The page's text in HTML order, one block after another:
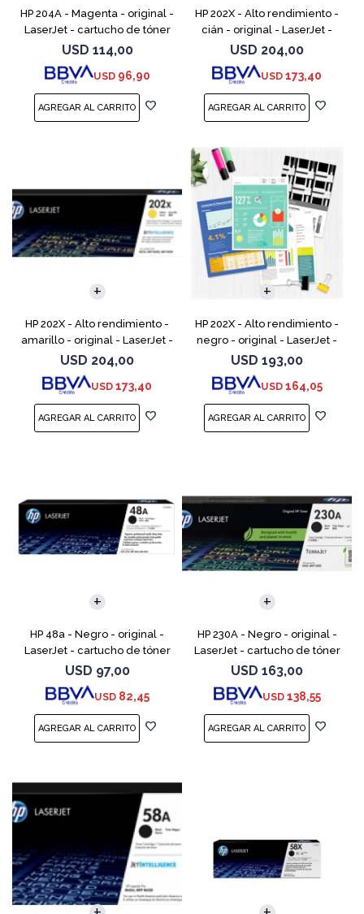
HP 204A - Magenta - original -
LaserJet - cartucho de tóner
(CF513A) - para Color LaserJet
Pro M154a, M154nw, MFP
M180n, MFP M18
USD 114,00
USD 96,90
HP 202X - Alto rendimiento -
cián - original - LaserJet -
cartucho de tóner (CF501X) -
para Color LaserJet Pro
M254dw, M254nw, M
USD 204,00
USD 173,40
HP 202X - Alto rendimiento -
amarillo - original - LaserJet -
cartucho de tóner (CF502X) -
para Color LaserJet Pro
M254dw, M254n
USD 204,00
USD 173,40
HP 202X - Alto rendimiento -
negro - original - LaserJet -
cartucho de tóner (CF500X) -
para Color LaserJet Pro
M254dw, M254nw,
USD 193,00
USD 164,05
HP 48a - Negro - original -
LaserJet - cartucho de tóner
(CF248A) - para LaserJet Pro
M15a, MFP M28a, MFP M28w,
MFP M31w
USD 97,00
USD 82,45
HP 230A - Negro - original -
LaserJet - cartucho de tóner
(W2300A) - para Color
LaserJet Pro 4201, 4203, MFP
4301, MFP 4303
USD 163,00
USD 138,55